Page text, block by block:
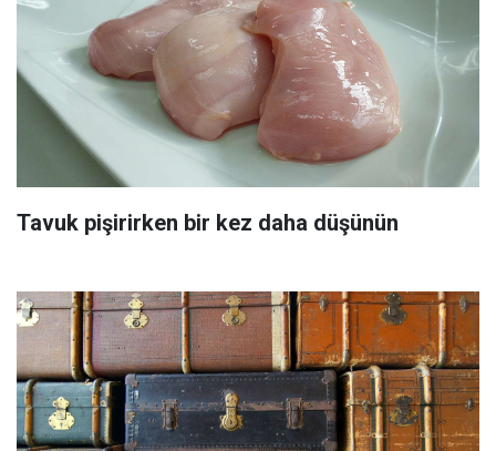
Tavuk pişirirken bir kez daha düşünün